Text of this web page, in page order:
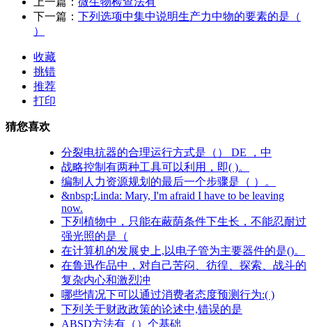
下一篇： 下列选项中集中说明生产力中物的要素的是（
）
收藏
挑错
推荐
打印
猜您喜欢
分裂电抗器的合理运行方式是（） DE ，中
战略控制有两种工具可以利用，即( )。
编制人力资源规划的最后一个步骤是（ ）。
&nbsp;Linda: Mary, I'm afraid I have to be leaving
now.
下列植物中，只能在蔽荫条件下生长，不能忍耐过
强光照的是（
在计算机的发展史上,以电子管为主要器件的是()。
在鲁迅作品中，对自己苦闷、彷徨、探索、战斗的
复杂内心和激烈冲
哪些情况下可以通过消费者态度预测行为:( )
下列关于财政政策的论述中,错误的是
ABSD方法有（）个基础